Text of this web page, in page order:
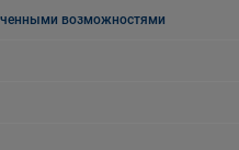
возможностями